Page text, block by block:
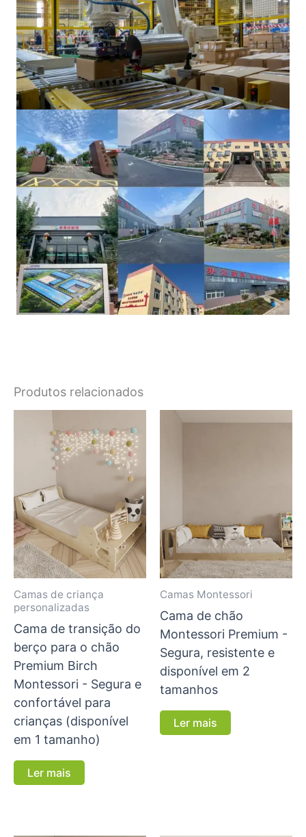
Produtos relacionados
Camas de criança
personalizadas
Cama de transição do
berço para o chão
Premium Birch
Montessori - Segura e
confortável para
crianças (disponível
em 1 tamanho)
Ler mais
Camas Montessori
Cama de chão
Montessori Premium -
Segura, resistente e
disponível em 2
tamanhos
Ler mais